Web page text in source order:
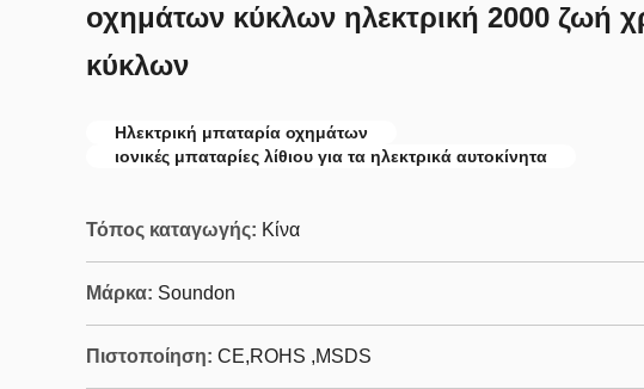
οχημάτων κύκλων ηλεκτρική 2000 ζωή
κύκλων
Ηλεκτρική μπαταρία οχημάτων
ιονικές μπαταρίες λίθιου για τα ηλεκτρικά αυτοκίνητα
Τόπος καταγωγής: Κίνα
Μάρκα: Soundon
Πιστοποίηση: CE,ROHS ,MSDS